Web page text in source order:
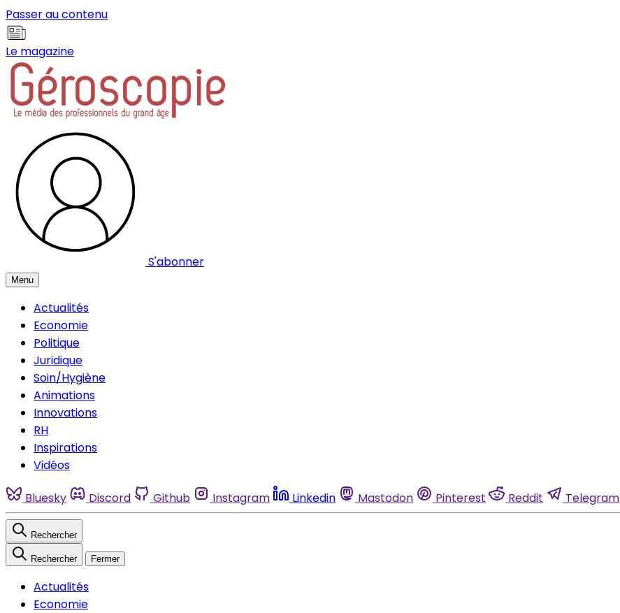
Passer au contenu
Le magazine
S'abonner
Menu
Actualités
Economie
Politique
Juridique
Soin/Hygiène
Animations
Innovations
RH
Inspirations
Vidéos
Bluesky Discord Github Instagram Linkedin Mastodon Pinterest Reddit Telegram
Rechercher
Rechercher Fermer
Actualités
Economie
Panneau de gestion des cookies